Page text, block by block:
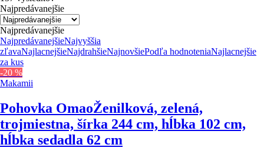
Najpredávanejšie
Najpredávanejšie
NajpredávanejšieNajvyššia
zľavaNajlacnejšieNajdrahšieNajnovšiePodľa hodnoteniaNajlacnejšie
za kus
-20 %
Makamii
Pohovka OmaoŽenilková, zelená,
trojmiestna, šírka 244 cm, hĺbka 102 cm,
hĺbka sedadla 62 cm